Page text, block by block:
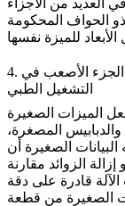
من الأجزاء
الحواف المحكومة
4. غالبًا ما يكون استقرار الميزات الصغيرة هو الجزء الأصعب في
التشغيل الطبي
الميزات الصغيرة
المصغرة،
الصغيرة أن
الزوائد مقارنة
قادرة على دقة
الصغيرة من قطعة